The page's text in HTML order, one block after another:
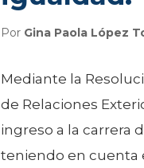
Por Gina Paola López
Mediante la
de Relaciones
ingreso a la carrera
teniendo en cuenta